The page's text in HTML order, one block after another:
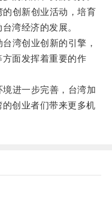
创新创业活动，培育
湾经济的发展。
湾创业创新的引擎，
面发挥着重要的作
进一步完善，台湾加
创业者们带来更多机